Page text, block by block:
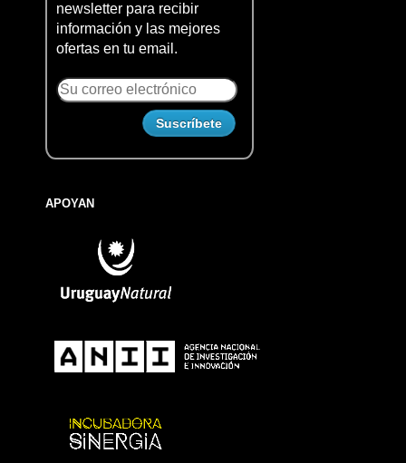
newsletter para recibir
información y las mejores
ofertas en tu email.
APOYAN